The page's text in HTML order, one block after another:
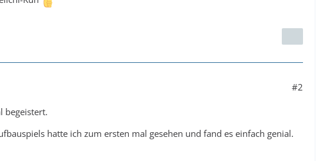
#2
begeistert.
hatte ich zum ersten mal gesehen und fand es einfach genial.